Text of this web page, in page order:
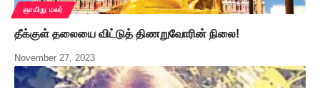
ஞாயிறு மலர்
தீக்குள் தலையை விட்டுத் திணறுவோரின் நிலை!
November 27, 2023